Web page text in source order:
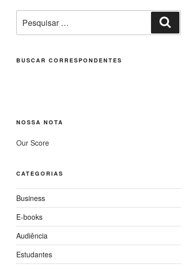
por:
BUSCAR CORRESPONDENTES
NOSSA NOTA
Our Score
CATEGORIAS
Business
E-books
Audiência
Estudantes